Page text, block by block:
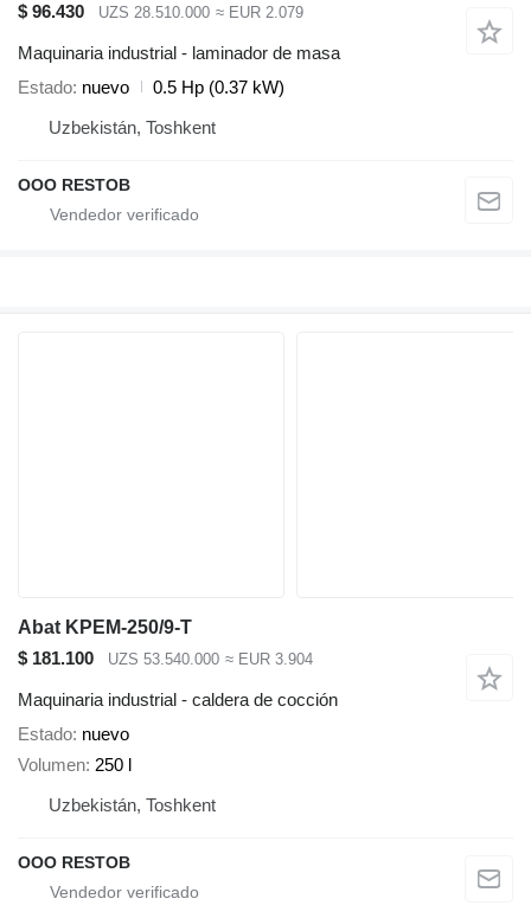
$ 96.430
UZS 28.510.000 ≈ EUR 2.079
Maquinaria industrial - laminador de masa
Estado nuevo
0.5 Hp (0.37 kW)
Uzbekistán, Toshkent
OOO RESTOB
Abat KPEM-250/9-T
$ 181.100
UZS 53.540.000 ≈ EUR 3.904
Maquinaria industrial - caldera de cocción
Estado nuevo
Volumen 250 l
Uzbekistán, Toshkent
OOO RESTOB